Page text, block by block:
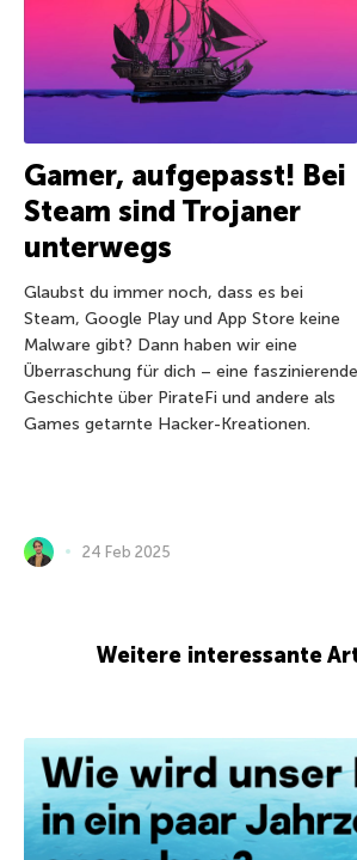
Gamer, aufgepasst! Bei
Steam sind Trojaner
unterwegs
Glaubst du immer noch, dass es bei
Steam, Google Play und App Store keine
Malware gibt? Dann haben wir eine
Überraschung für dich – eine faszinierende
Geschichte über PirateFi und andere als
Games getarnte Hacker-Kreationen.
24 Feb 2025
Weitere interessante